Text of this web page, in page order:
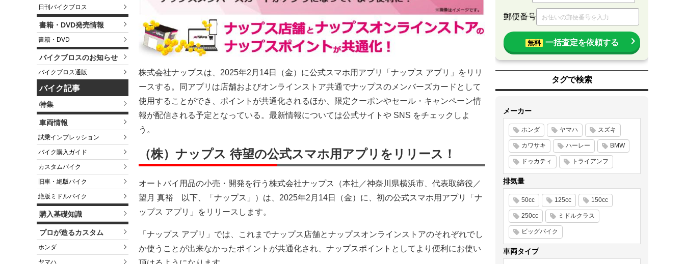
日刊バイクブロス
書籍・DVD発売情報
書籍・DVD
バイクブロスのお知らせ
バイクブロス通販
バイク記事
特集
車両情報
試乗インプレッション
バイク購入ガイド
カスタムバイク
旧車・絶版バイク
絶版ミドルバイク
購入基礎知識
プロが造るカスタム
ホンダ
ヤマハ
株式会社ナップスは、2025年2月14日（金）に公式スマホ用アプリ「ナップス アプリ」をリリ
ースする。同アプリは店舗およびオンラインストア共通でナップスのメンバーズカードとして
使用することができ、ポイントが共通化されるほか、限定クーポンやセール・キャンペーン情
報が配信される予定となっている。最新情報については公式サイトや SNS をチェックしよ
う。
（株）ナップス 待望の公式スマホ用アプリをリリース！
オートバイ用品の小売・開発を行う株式会社ナップス（本社／神奈川県横浜市、代表取締役／
望月 真裕 以下、「ナップス」）は、2025年2月14日（金）に、初の公式スマホ用アプリ「ナ
ップス アプリ」をリリースします。
「ナップス アプリ」では、これまでナップス店舗とナップスオンラインストアのそれぞれでし
か使うことが出来なかったポイントが共通化され、ナップスポイントとしてより便利にお使い
郵便番号
無料 一括査定を依頼する
タグで検索
メーカー
ホンダ ヤマハ スズキ
カワサキ ハーレー BMW
ドゥカティ トライアンフ
排気量
50cc 125cc 150cc
250cc ミドルクラス
ビッグバイク
車両タイプ